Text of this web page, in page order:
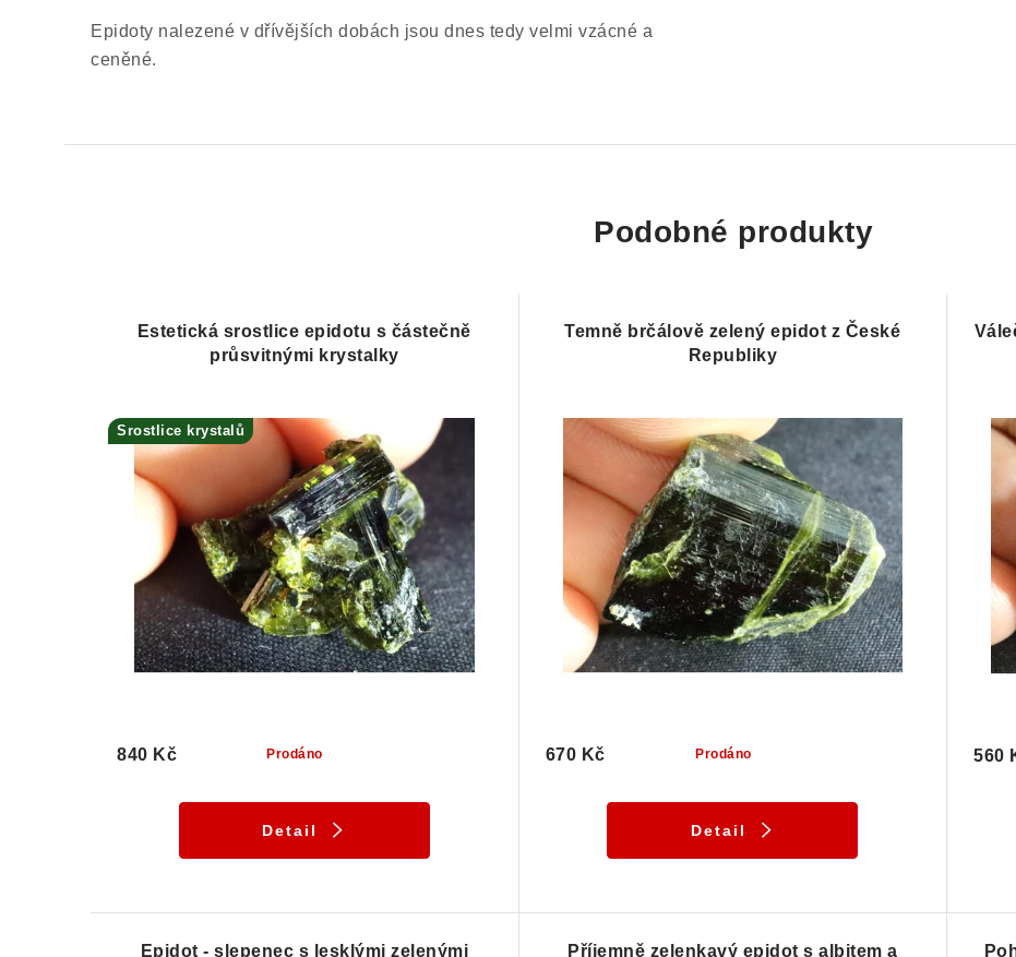
Epidoty nalezené v dřívějších dobách jsou dnes tedy velmi vzácné a
ceněné.
Podobné produkty
Estetická srostlice epidotu s částečně
průsvitnými krystalky
Srostlice krystalů
Prodáno
840 Kč
Detail
Temně brčálově zelený epidot z České
Republiky
Prodáno
670 Kč
Detail
560
Epidot - slepenec s lesklými zelenými Příjemně zelenkavý epidot s albitem a